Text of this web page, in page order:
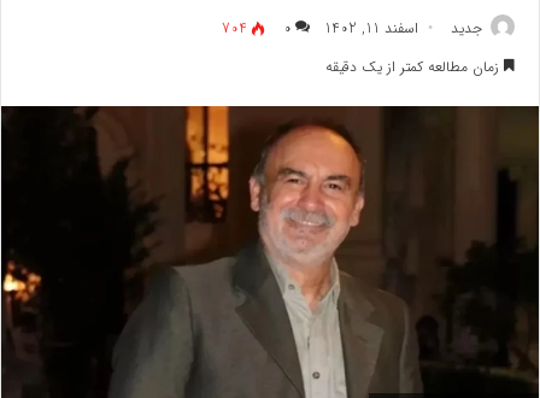
جدید اسفند 11, 1402 ۰
704
زمان مطالعه کمتر از یک دقیقه